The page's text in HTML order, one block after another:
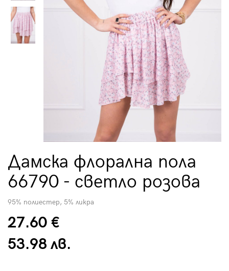
Дамска флорална пола
66790 - светло розова
95% полиестер, 5% ликра
27.60 €
53.98 лв.